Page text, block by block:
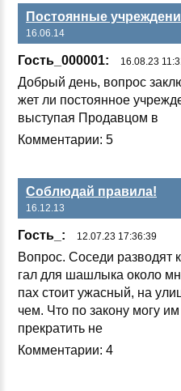
Постоянные
16.06.14
Гость_000001: 16.08.23
Доб­рый день, воп­рос
жет ли пос­то­ян­ное
выс­ту­пая Про­дав­цом в
Комментарии: 5
Соблюдай правила!
16.12.13
Гость_: 12.07.23 17:36:39
Воп­рос. Со­се­ди раз­во­дят
гал для шаш­лы­ка око­ло
пах сто­ит ужас­ный, на
чем. Что по за­ко­ну мо­гу
прек­ра­тить не
Комментарии: 4